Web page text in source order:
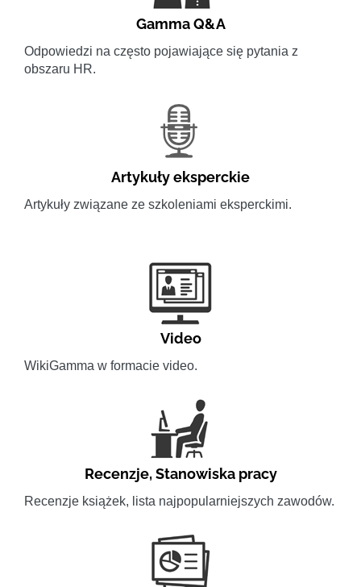
Gamma Q&A
Odpowiedzi na często pojawiające się pytania z
obszaru HR.
Artykuły eksperckie
Artykuły związane ze szkoleniami eksperckimi.
Video
WikiGamma w formacie video.
Recenzje,Stanowiska pracy
Recenzje książek, lista najpopularniejszych zawodów.